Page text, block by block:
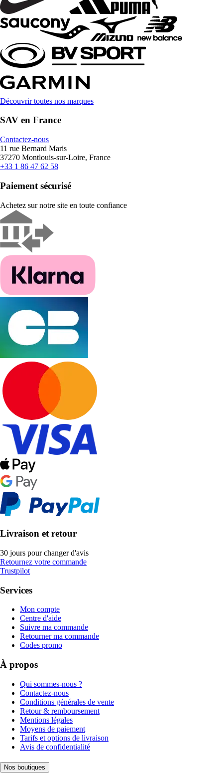
Découvrir toutes nos marques
SAV en France
Contactez-nous
11 rue Bernard Maris
37270 Montlouis-sur-Loire, France
+33 1 86 47 62 58
Paiement sécurisé
Achetez sur notre site en toute confiance
Livraison et retour
30 jours pour changer d'avis
Retournez votre commande
Trustpilot
Services
Mon compte
Centre d'aide
Suivre ma commande
Retourner ma commande
Codes promo
À propos
Qui sommes-nous ?
Contactez-nous
Conditions générales de vente
Retour & remboursement
Mentions légales
Moyens de paiement
Tarifs et options de livraison
Avis de confidentialité
Nos boutiques